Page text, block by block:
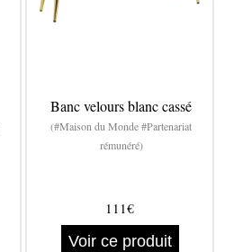
Banc velours blanc cassé
(#Maison du Monde #Partenariat
rémunéré)
111€
Voir ce produit